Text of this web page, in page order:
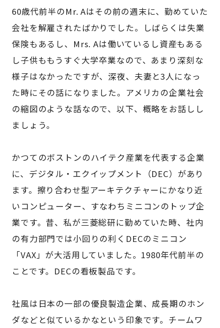
60歳代前半のMr. Aはその前の週末に、勤めていた
会社を解雇されたばかりでした。しばらくは失業
保険もあるし、Mrs. Aは働いているし資産もある
し子供ももうすぐ大学卒業なので、あまり深刻な
様子はなかったですが、深夜、夫妻と3人になっ
た時にその話になりました。アメリカの企業社会
の縮図のような話なので、以下、概略をお話しし
ましょう。
かつてのボストンのハイテク産業を代表する企業
に、デジタル・エクイップメント（DEC）があり
ます。擦り合わせ型アーキテクチャーにかなり近
いコンピューター、すなわちミニコンのトップ企
業です。昔、私が三菱総研に勤めていた時、社内
の有力部門では小回りの利くDECのミニコン
「VAX」が大活用していました。1980年代前半の
ことです。DECの看板製品です。
社風は日本の一部の優良製造企業、成長期のホン
ダなどと似ているかなという印象です。チームワ